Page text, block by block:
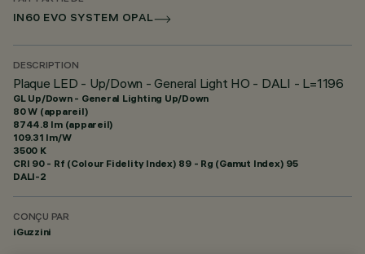
IN60 EVO SYSTEM OPAL
DESCRIPTION
Plaque LED - Up/Down - General Light HO - DALI - L=1196
GL Up/Down - General Lighting Up/Down
80 W (appareil)
8744.8 lm (appareil)
109.31 lm/W
3500 K
CRI 90- Rf (Colour Fidelity Index) 89 - Rg (Gamut Index) 95
DALI-2
CONÇU PAR
iGuzzini